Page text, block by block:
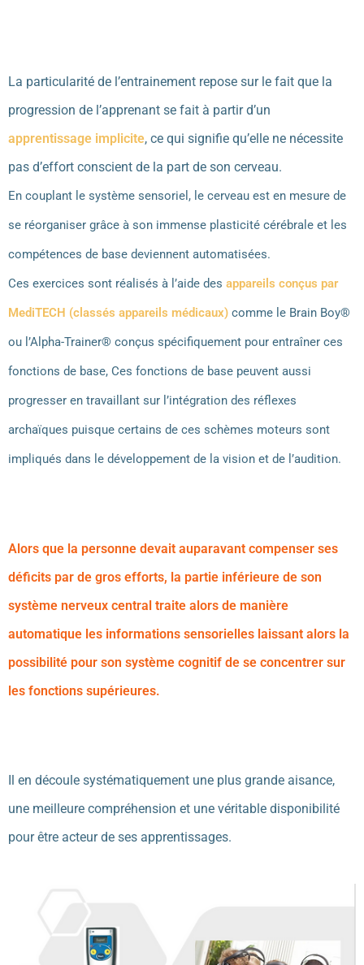
La particularité de l’entrainement repose sur le fait que la
progression de l’apprenant se fait à partir d’un
apprentissage implicite, ce qui signifie qu’elle ne nécessite
pas d’effort conscient de la part de son cerveau.
En couplant le système sensoriel, le cerveau est en mesure de
se réorganiser grâce à son immense plasticité cérébrale et les
compétences de base deviennent automatisées.
Ces exercices sont réalisés à l’aide des appareils conçus par
MediTECH (classés appareils médicaux) comme le Brain Boy®
ou l’Alpha-Trainer® conçus spécifiquement pour entraîner ces
fonctions de base, Ces fonctions de base peuvent aussi
progresser en travaillant sur l’intégration des réflexes
archaïques puisque certains de ces schèmes moteurs sont
impliqués dans le développement de la vision et de l’audition.
Alors que la personne devait auparavant compenser ses
déficits par de gros efforts, la partie inférieure de son
système nerveux central traite alors de manière
automatique les informations sensorielles laissant alors la
possibilité pour son système cognitif de se concentrer sur
les fonctions supérieures.
Il en découle systématiquement une plus grande aisance,
une meilleure compréhension et une véritable disponibilité
pour être acteur de ses apprentissages.